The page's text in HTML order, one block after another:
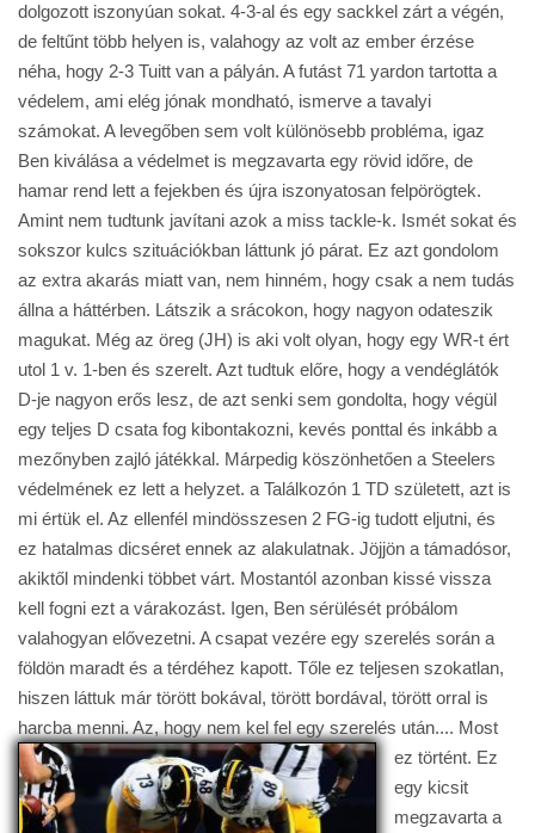
dolgozott iszonyúan sokat. 4-3-al és egy sackkel zárt a végén,
de feltűnt több helyen is, valahogy az volt az ember érzése
néha, hogy 2-3 Tuitt van a pályán. A futást 71 yardon tartotta a
védelem, ami elég jónak mondható, ismerve a tavalyi
számokat. A levegőben sem volt különösebb probléma, igaz
Ben kiválása a védelmet is megzavarta egy rövid időre, de
hamar rend lett a fejekben és újra iszonyatosan felpörögtek.
Amint nem tudtunk javítani azok a miss tackle-k. Ismét sokat és
sokszor kulcs szituációkban láttunk jó párat. Ez azt gondolom
az extra akarás miatt van, nem hinném, hogy csak a nem tudás
állna a háttérben. Látszik a srácokon, hogy nagyon odateszik
magukat. Még az öreg (JH) is aki volt olyan, hogy egy WR-t ért
utol 1 v. 1-ben és szerelt. Azt tudtuk előre, hogy a vendéglátók
D-je nagyon erős lesz, de azt senki sem gondolta, hogy végül
egy teljes D csata fog kibontakozni, kevés ponttal és inkább a
mezőnyben zajló játékkal. Márpedig köszönhetően a Steelers
védelmének ez lett a helyzet. a Találkozón 1 TD született, azt is
mi értük el. Az ellenfél mindösszesen 2 FG-ig tudott eljutni, és
ez hatalmas dicséret ennek az alakulatnak. Jöjjön a támadósor,
akiktől mindenki többet várt. Mostantól azonban kissé vissza
kell fogni ezt a várakozást. Igen, Ben sérülését próbálom
valahogyan elővezetni. A csapat vezére egy szerelés során a
földön maradt és a térdéhez kapott. Tőle ez teljesen szokatlan,
hiszen láttuk már törött bokával, törött bordával, törött orral is
harcba menni. Az, hogy nem kel fel egy szerelés után.... Most
ez történt. Ez
egy kicsit
megzavarta a